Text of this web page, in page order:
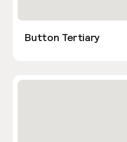
Button Tertiary